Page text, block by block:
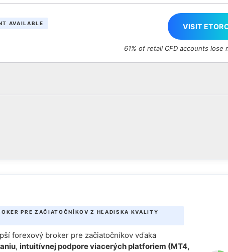
AVAILABLE VISIT
61% of retail CFD accounts lose
PRE ZAČIATOČNÍKOV Z HĽADISKA KVALITY
forexový broker pre začiatočníkov vďaka
, intuitívnej podpore viacerých platforiem (MT4,